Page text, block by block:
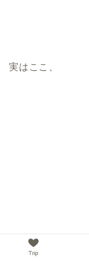
実はここ、
Trip